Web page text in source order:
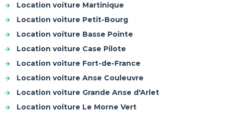
Location voiture Martinique
Location voiture Petit-Bourg
Location voiture Basse Pointe
Location voiture Case Pilote
Location voiture Fort-de-France
Location voiture Anse Couleuvre
Location voiture Grande Anse d'Arlet
Location voiture Le Morne Vert